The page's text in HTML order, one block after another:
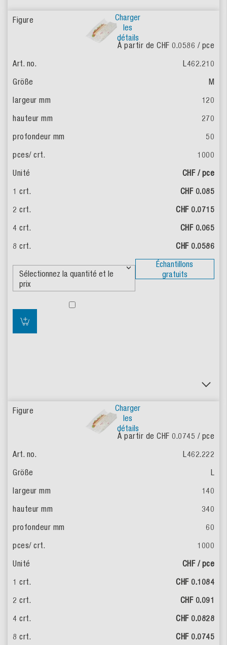
Charger
les
détails
À partir de CHF 0.0586 / pce
L462.210
M
120
270
50
1000
CHF / pce
CHF 0.085
CHF 0.0715
CHF 0.065
CHF 0.0586
Échantillons
gratuits
Charger
les
détails
À partir de CHF 0.0745 / pce
L462.222
L
140
340
60
1000
CHF / pce
CHF 0.1084
CHF 0.091
CHF 0.0828
CHF 0.0745